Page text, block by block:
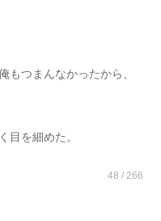
もつまんなかったから、
目を細めた。
48 / 266